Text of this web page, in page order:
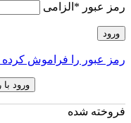
رمز عبور * الزامی
ورود
رمز عبور را فراموش کرده
ورود
فروخته شده